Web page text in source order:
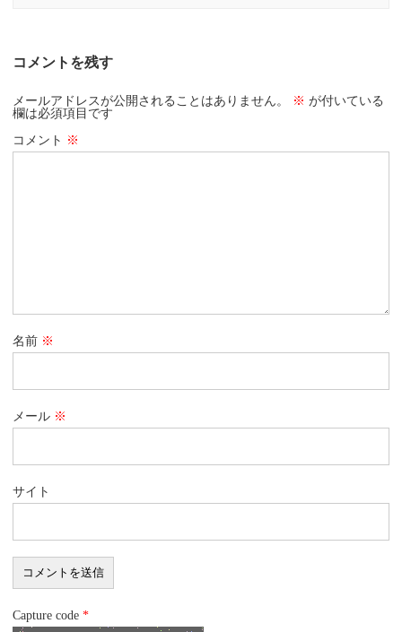
コメントを残す
メールアドレスが公開されることはありません。 ※ が付いている
欄は必須項目です
コメント ※
名前 ※
メール ※
サイト
Capture code *